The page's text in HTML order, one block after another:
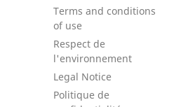
Terms and conditions
of use
Respect de
l'environnement
Legal Notice
Politique de